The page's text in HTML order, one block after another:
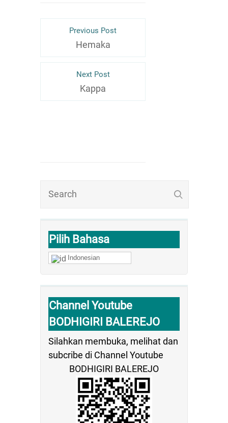
Pilih Bahasa
Indonesian
Channel Youtube
BODHIGIRI BALEREJO
Silahkan membuka, melihat dan
subcribe di Channel Youtube
BODHIGIRI BALEREJO
Previous Post
Hemaka
Next Post
Kappa